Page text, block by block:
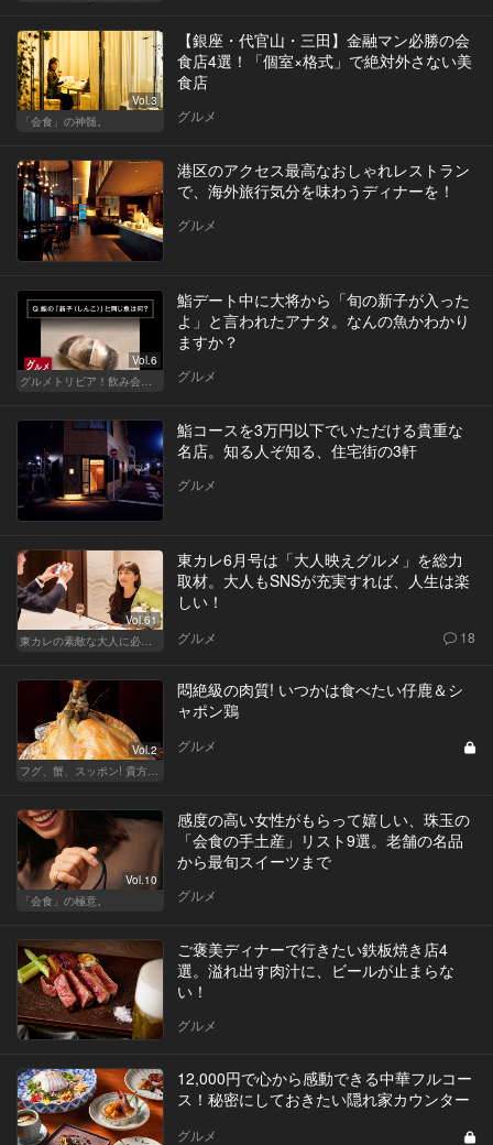
Vol.3
「会食」の神髄。
【銀座・代官山・三田】金融マン必勝の会
食店4選！「個室×格式」で絶対外さない美
食店
グルメ
港区のアクセス最高なおしゃれレストラン
で、海外旅行気分を味わうディナーを！
グルメ
Vol.6
鮨デート中に大将から「旬の新子が入った
よ」と言われたアナタ。なんの魚かわかり
ますか？
グルメ
鮨コースを3万円以下でいただける貴重な
名店。知る人ぞ知る、住宅街の3軒
グルメ
Vol.61
東カレ6月号は「大人映えグルメ」を総力
取材。大人もSNSが充実すれば、人生は楽
しい！
グルメ 18
Vol.2
悶絶級の肉質! いつかは食べたい仔鹿＆シ
ャポン鶏
グルメ
Vol.10
「会食」の極意。
感度の高い女性がもらって嬉しい、珠玉の
「会食の手土産」リスト9選。老舗の名品
から最旬スイーツまで
グルメ
ご褒美ディナーで行きたい鉄板焼き店4
選。溢れ出す肉汁に、ビールが止まらな
い！
グルメ
12,000円で心から感動できる中華フルコー
ス！秘密にしておきたい隠れ家カウンター
グルメ